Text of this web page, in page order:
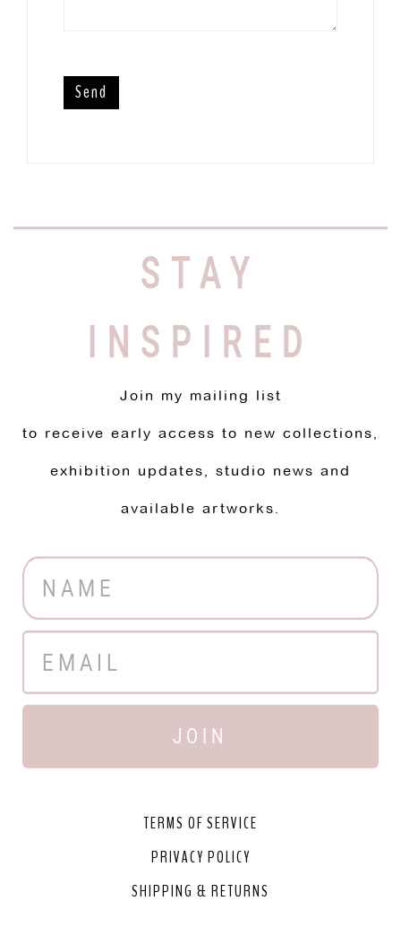
STAY
INSPIRED
Join my mailing list
to receive early access to new collections,
exhibition updates, studio news and
available artworks.
JOIN
TERMS OF SERVICE
PRIVACY POLICY
SHIPPING & RETURNS